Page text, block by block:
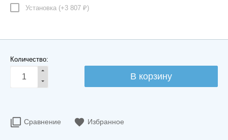
Установка (+3 807 ₽)
Количество:
Сравнение Избранное